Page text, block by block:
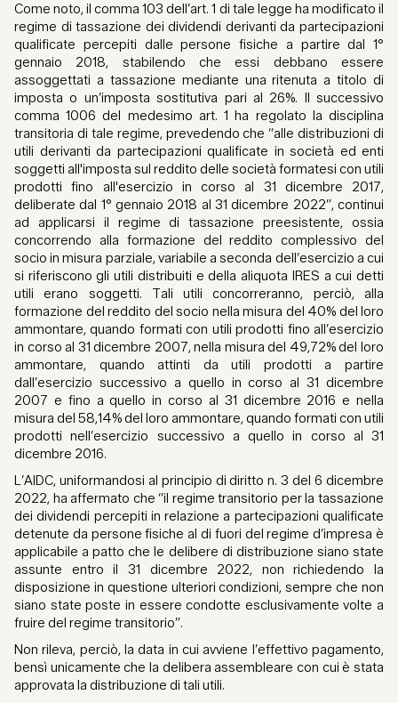
Come noto, il comma 103 dell’art. 1 di tale legge ha modificato il
regime di tassazione dei dividendi derivanti da partecipazioni
qualificate percepiti dalle persone fisiche a partire dal 1°
gennaio 2018, stabilendo che essi debbano essere
assoggettati a tassazione mediante una ritenuta a titolo di
imposta o un’imposta sostitutiva pari al 26%. Il successivo
comma 1006 del medesimo art. 1 ha regolato la disciplina
transitoria di tale regime, prevedendo che “alle distribuzioni di
utili derivanti da partecipazioni qualificate in società ed enti
soggetti all'imposta sul reddito delle società formatesi con utili
prodotti fino all'esercizio in corso al 31 dicembre 2017,
deliberate dal 1° gennaio 2018 al 31 dicembre 2022”, continui
ad applicarsi il regime di tassazione preesistente, ossia
concorrendo alla formazione del reddito complessivo del
socio in misura parziale, variabile a seconda dell’esercizio a cui
si riferiscono gli utili distribuiti e della aliquota IRES a cui detti
utili erano soggetti. Tali utili concorreranno, perciò, alla
formazione del reddito del socio nella misura del 40% del loro
ammontare, quando formati con utili prodotti fino all’esercizio
in corso al 31 dicembre 2007, nella misura del 49,72% del loro
ammontare, quando attinti da utili prodotti a partire
dall’esercizio successivo a quello in corso al 31 dicembre
2007 e fino a quello in corso al 31 dicembre 2016 e nella
misura del 58,14% del loro ammontare, quando formati con utili
prodotti nell’esercizio successivo a quello in corso al 31
dicembre 2016.
L’AIDC, uniformandosi al principio di diritto n. 3 del 6 dicembre
2022, ha affermato che “il regime transitorio per la tassazione
dei dividendi percepiti in relazione a partecipazioni qualificate
detenute da persone fisiche al di fuori del regime d’impresa è
applicabile a patto che le delibere di distribuzione siano state
assunte entro il 31 dicembre 2022, non richiedendo la
disposizione in questione ulteriori condizioni, sempre che non
siano state poste in essere condotte esclusivamente volte a
fruire del regime transitorio”.
Non rileva, perciò, la data in cui avviene l’effettivo pagamento,
bensì unicamente che la delibera assembleare con cui è stata
approvata la distribuzione di tali utili.